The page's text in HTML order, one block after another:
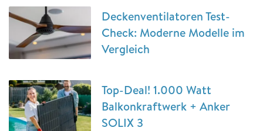
Deckenventilatoren Test-
Check: Moderne Modelle im
Vergleich
Top-Deal! 1.000 Watt
Balkonkraftwerk + Anker
SOLIX 3